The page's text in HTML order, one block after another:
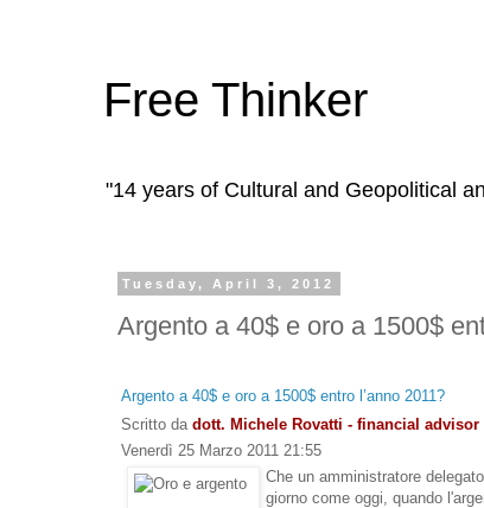
Free Thinker
"14 years of Cultural and Geopolitical
Tuesday, April 3, 2012
Argento a 40$ e oro a 1500$
Argento a 40$ e oro a 1500$ entro l’anno 2011?
Scritto da dott. Michele Rovatti - financial advisor
Venerdì 25 Marzo 2011 21:55
Che un amministratore
giorno come oggi, quando